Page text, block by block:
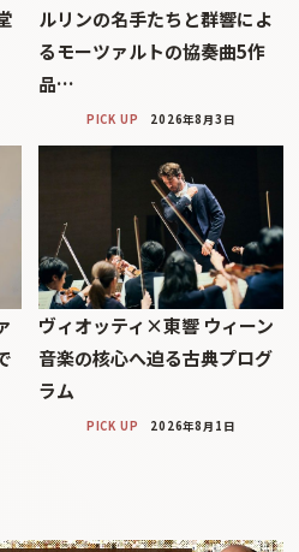
ルリンの名手たちと群響によ
るモーツァルトの協奏曲5作
品…
PICK UP 2026年8月3日
ヴィオッティ×東響 ウィーン
音楽の核心へ迫る古典プログ
ラム
PICK UP 2026年8月1日